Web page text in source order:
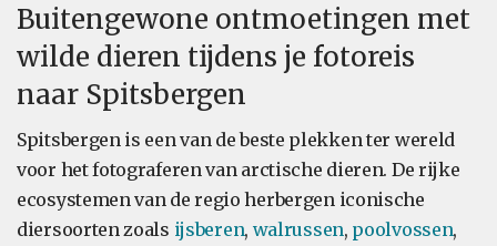
Buitengewone ontmoetingen met
wilde dieren tijdens je fotoreis
naar Spitsbergen
Spitsbergen is een van de beste plekken ter wereld
voor het fotograferen van arctische dieren. De rijke
ecosystemen van de regio herbergen iconische
diersoorten zoals ijsberen, walrussen, poolvossen,